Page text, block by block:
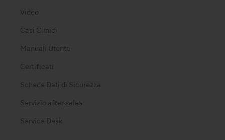
Video
Casi Clinici
Manuali Utente
Certificati
Schede Dati di Sicurezza
Servizio after sales
Service Desk